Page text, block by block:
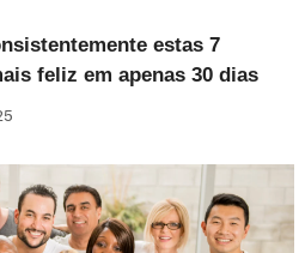
estas 7
feliz em apenas 30 dias